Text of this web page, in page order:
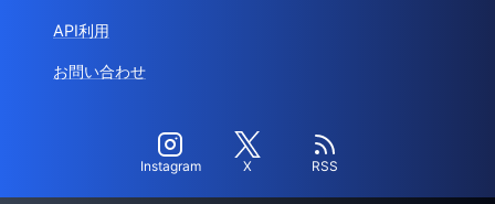
API利用
お問い合わせ
Instagram X RSS